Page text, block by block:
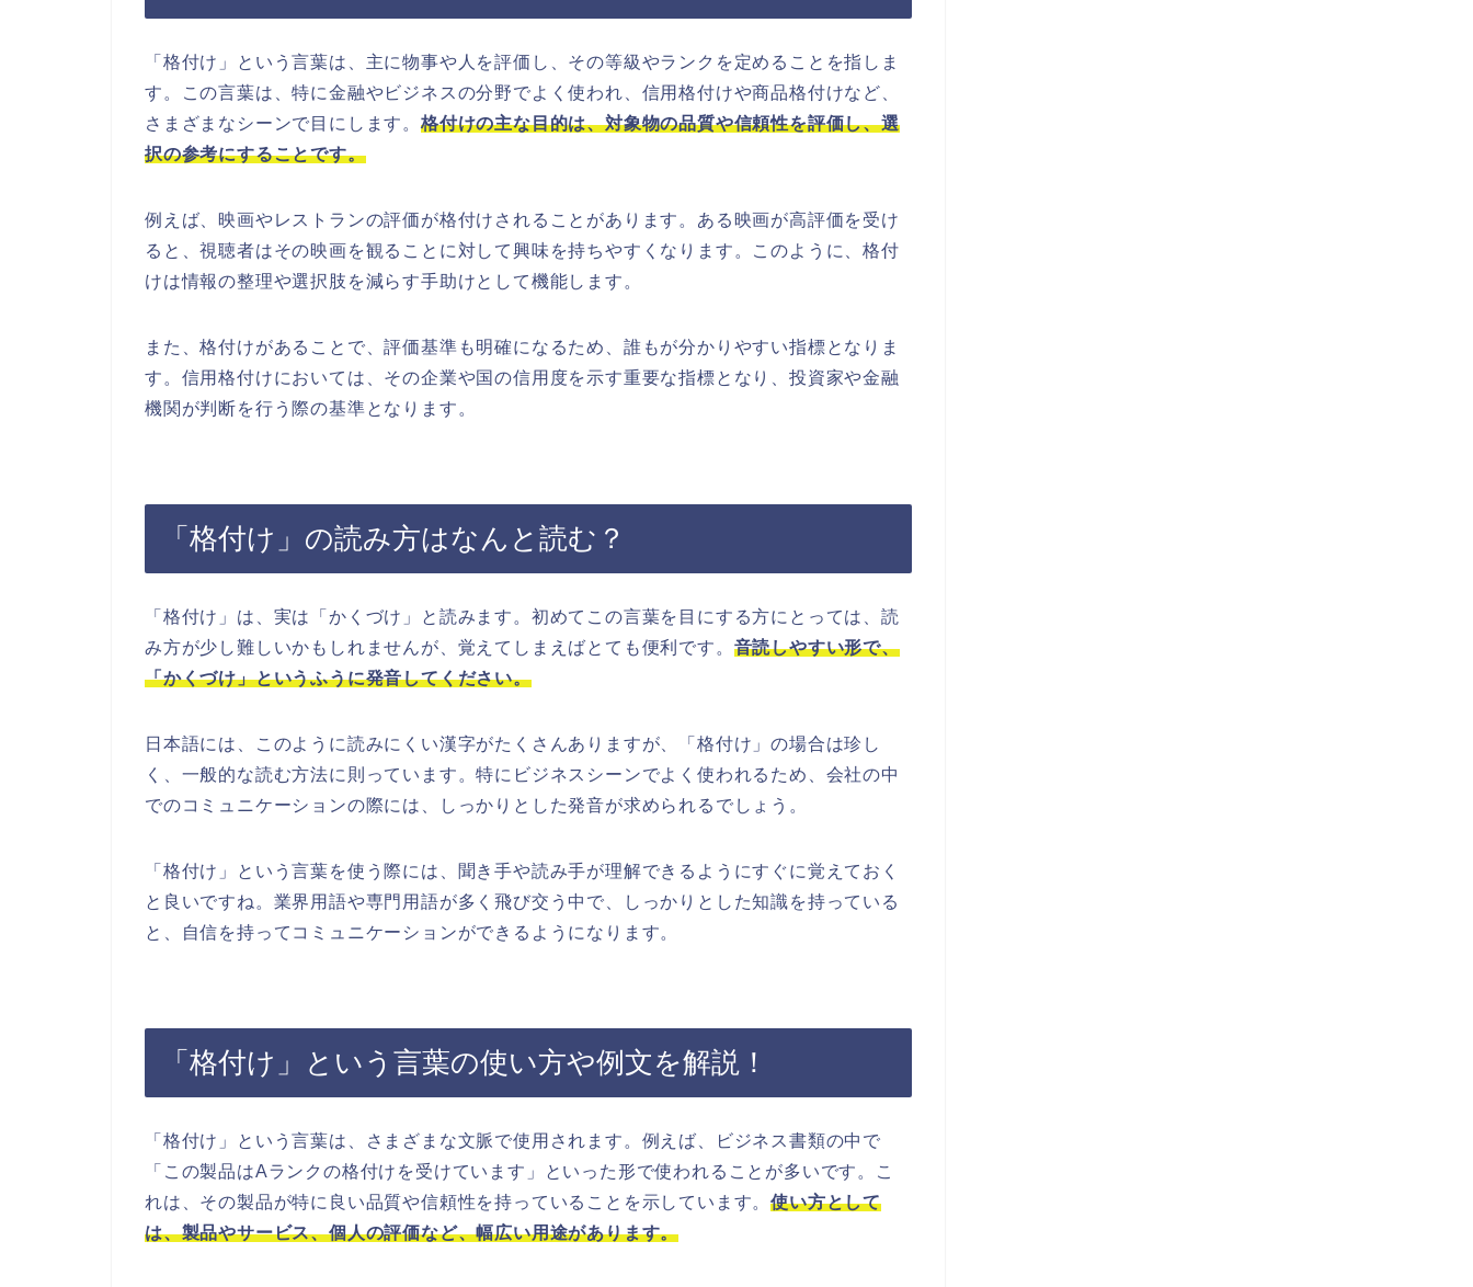
「格付け」という言葉は、主に物事や人を評価し、その等級やランクを定めることを指しま
す。この言葉は、特に金融やビジネスの分野でよく使われ、信用格付けや商品格付けなど、
さまざまなシーンで目にします。格付けの主な目的は、対象物の品質や信頼性を評価し、選
択の参考にすることです。
例えば、映画やレストランの評価が格付けされることがあります。ある映画が高評価を受け
ると、視聴者はその映画を観ることに対して興味を持ちやすくなります。このように、格付
けは情報の整理や選択肢を減らす手助けとして機能します。
また、格付けがあることで、評価基準も明確になるため、誰もが分かりやすい指標となりま
す。信用格付けにおいては、その企業や国の信用度を示す重要な指標となり、投資家や金融
機関が判断を行う際の基準となります。
「格付け」の読み方はなんと読む？
「格付け」は、実は「かくづけ」と読みます。初めてこの言葉を目にする方にとっては、読
み方が少し難しいかもしれませんが、覚えてしまえばとても便利です。 音読しやすい形で、
「かくづけ」というふうに発音してください。
日本語には、このように読みにくい漢字がたくさんありますが、「格付け」の場合は珍し
く、一般的な読む方法に則っています。特にビジネスシーンでよく使われるため、会社の中
でのコミュニケーションの際には、しっかりとした発音が求められるでしょう。
「格付け」という言葉を使う際には、聞き手や読み手が理解できるようにすぐに覚えておく
と良いですね。業界用語や専門用語が多く飛び交う中で、しっかりとした知識を持っている
と、自信を持ってコミュニケーションができるようになります。
「格付け」という言葉の使い方や例文を解説！
「格付け」という言葉は、さまざまな文脈で使用されます。例えば、ビジネス書類の中で
「この製品はAランクの格付けを受けています」といった形で使われることが多いです。こ
れは、その製品が特に良い品質や信頼性を持っていることを示しています。使い方として
は、製品やサービス、個人の評価など、幅広い用途があります。